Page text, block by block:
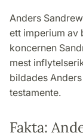
Anders
ett imperium av
koncernen
mest
bildades
testamente.
Fakta: